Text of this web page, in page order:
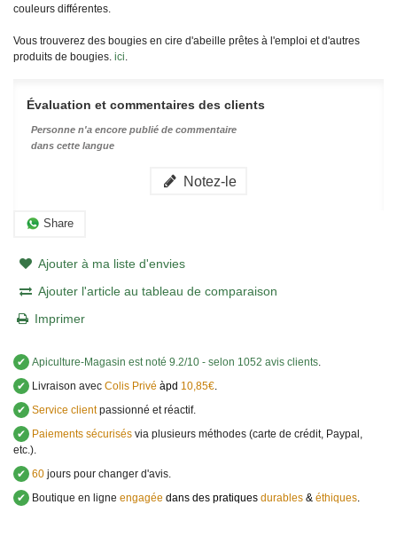
couleurs différentes.
Vous trouverez des bougies en cire d'abeille prêtes à l'emploi et d'autres
produits de bougies. ici
Évaluation et commentaires des clients
Personne n'a encore publié de commentaire
dans cette langue
Notez-le
Share
Ajouter à ma liste d'envies
Ajouter l'article au tableau de comparaison
Imprimer
✔ Apiculture-Magasin est noté 9.2/10 - selon 1052 avis clients
✔
Livraison avec Colis Privé àpd 10,85€
✔ Service clientpassionné et réactif.
✔
Paiements sécurisés via plusieurs méthodes (carte de crédit, Paypal,
etc.).
✔ 60 jours pour changer d'avis.
✔
Boutique en ligne engagée dans des pratiques durables & éthiques